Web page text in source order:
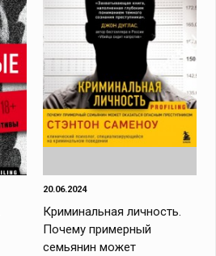
20.06.2024
Криминальная личность.
Почему примерный
семьянин может